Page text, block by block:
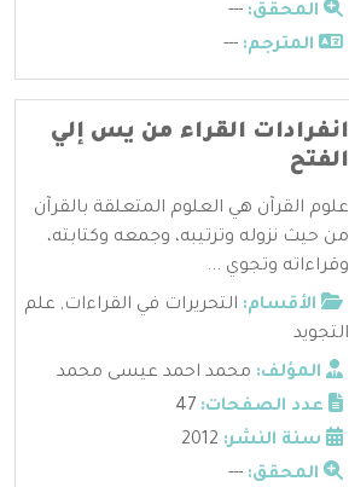
المحقق: ---
المترجم: ---
انفرادات القراء من يس إلي
الفتح
علوم القرآن هي العلوم المتعلقة بالقرآن
من حيث نزوله وترتيبه، وجمعه وكتابته،
وقراءاته وتجوي ...
الأقسام: التحريرات في القراءات, علم
التجويد
المؤلف: محمد احمد عيسى محمد
عدد الصفحات:
سنة النشر:
المحقق: ---